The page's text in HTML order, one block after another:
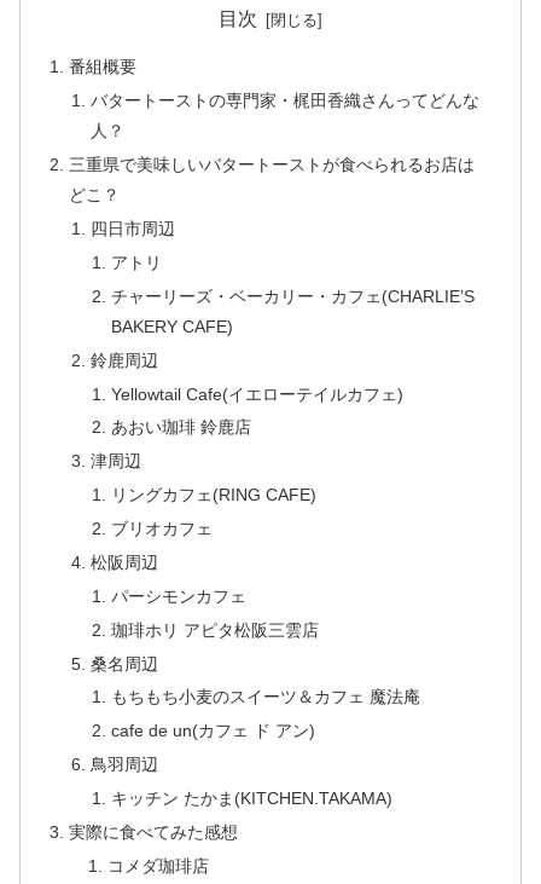
目次
番組概要
バタートーストの専門家・梶田香織さんってどんな
人？
三重県で美味しいバタートーストが食べられるお店は
どこ？
四日市周辺
アトリ
チャーリーズ・ベーカリー・カフェ(CHARLIE’S
BAKERY CAFE)
鈴鹿周辺
Yellowtail Cafe(イエローテイルカフェ)
あおい珈琲 鈴鹿店
津周辺
リングカフェ(RING CAFE)
ブリオカフェ
松阪周辺
パーシモンカフェ
珈琲ホリ アピタ松阪三雲店
桑名周辺
もちもち小麦のスイーツ＆カフェ 魔法庵
cafe de un(カフェ ド アン)
鳥羽周辺
キッチン たかま(KITCHEN.TAKAMA)
実際に食べてみた感想
コメダ珈琲店